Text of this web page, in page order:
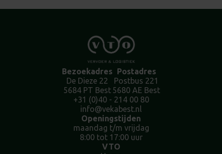
Bezoekadres
De Dieze 22
5684 PT Best
Postadres
Postbus 221
5680 AE Best
+31 (0)40 - 214 00 80
info@vekabest.nl
Openingstijden
maandag t/m vrijdag
8:00 tot 17:00 uur
VTO